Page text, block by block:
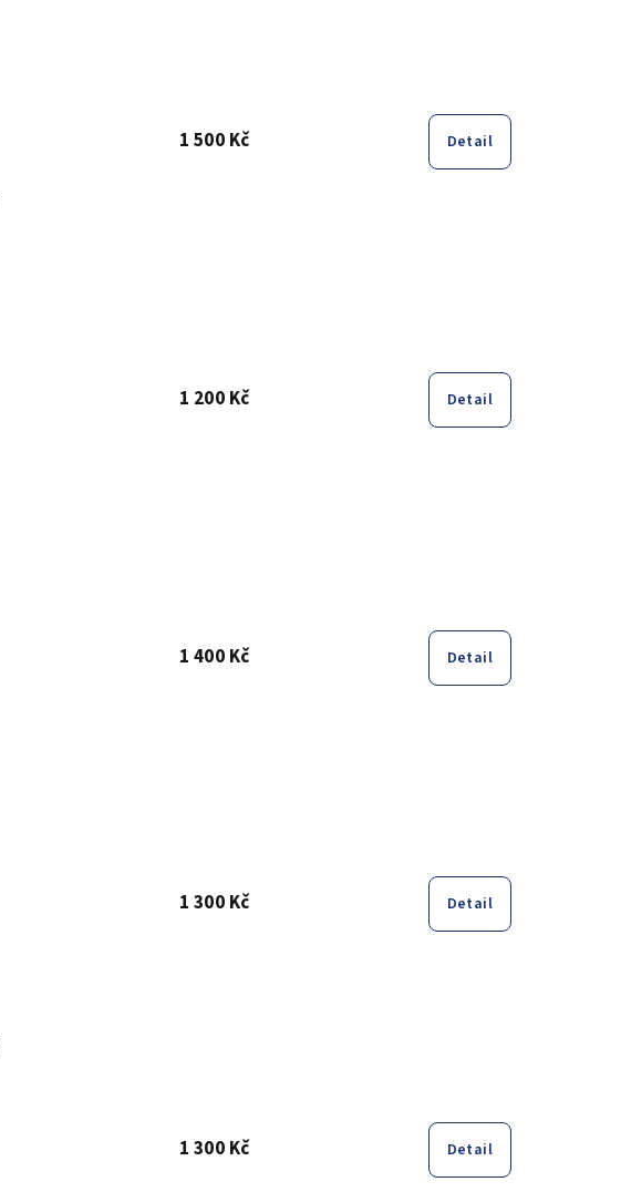
1 500 Kč Detail
1 200 Kč Detail
1 400 Kč Detail
1 300 Kč Detail
1 300 Kč Detail